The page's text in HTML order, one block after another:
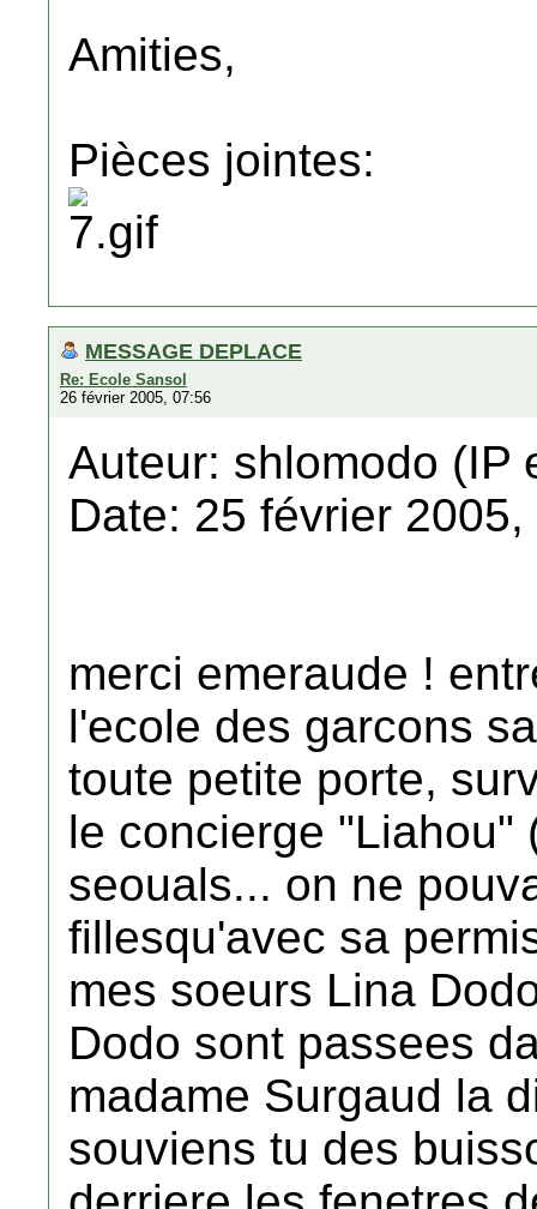
Amities,
Pièces jointes:
MESSAGE DEPLACE
Re: Ecole Sansol
26 février 2005, 07:56
Auteur: shlomodo (IP
Date: 25 février
merci emeraude !
l'ecole des garcons
toute petite porte,
le concierge "Liahou"
seouals... on ne
fillesqu'avec sa
mes soeurs Lina
Dodo sont passees
madame Surgaud la
souviens tu des